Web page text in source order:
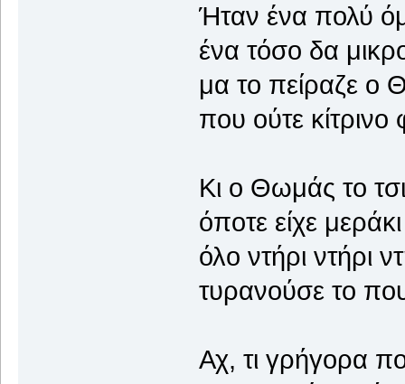
Ήταν ένα πολύ
ένα τόσο δα
μα το πείραζε ο
που ούτε κίτρινο
Κι ο Θωμάς το
όποτε είχε μεράκι
όλο ντήρι ντήρι
τυρανούσε το
Αχ, τι γρήγορα